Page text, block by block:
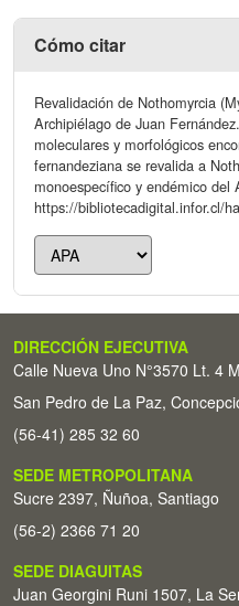
Cómo citar
Revalidación de Nothomyrcia
Archipiélago de Juan
moleculares y morfológicos
fernandeziana se revalida a
monoespecífico y endémico del
https://bibliotecadigital.infor.cl/
DIRECCIÓN EJECUTIVA
Calle Nueva Uno N°3570 Lt. 4
San Pedro de La Paz,
(56-41) 285 32 60
SEDE METROPOLITANA
Sucre 2397, Ñuñoa, Santiago
(56-2) 2366 71 20
SEDE DIAGUITAS
Juan Georgini Runi 1507, La